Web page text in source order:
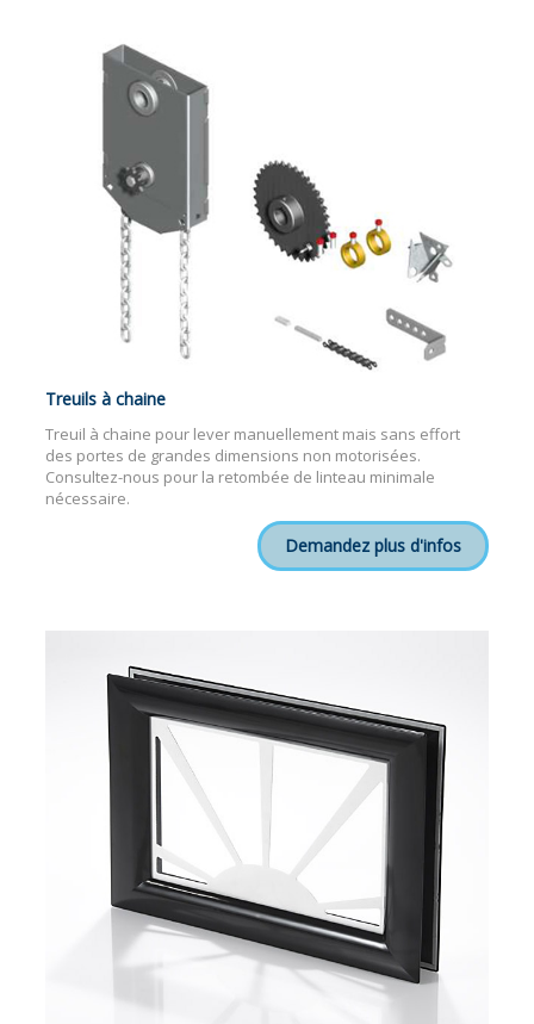
Treuils à chaine
Treuil à chaine pour lever manuellement mais sans effort
des portes de grandes dimensions non motorisées.
Consultez-nous pour la retombée de linteau minimale
nécessaire.
Demandez plus d'infos